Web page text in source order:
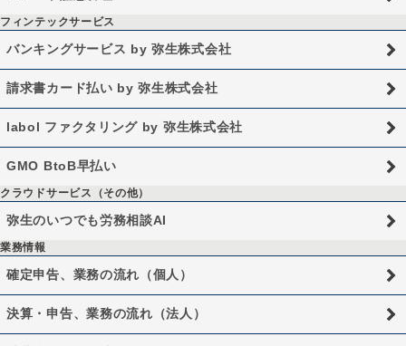
フィンテックサービス
バンキングサービス by 弥生株式会社
請求書カード払い by 弥生株式会社
labol ファクタリング by 弥生株式会社
GMO BtoB早払い
クラウドサービス（その他）
弥生のいつでも労務相談AI
業務情報
確定申告、業務の流れ（個人）
決算・申告、業務の流れ（法人）